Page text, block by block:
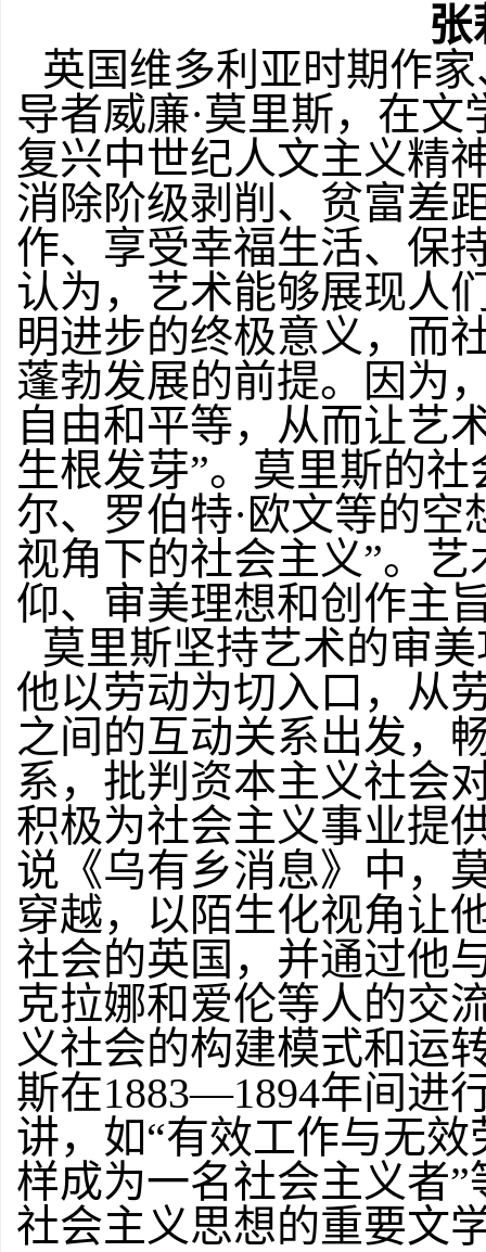
张
英国维多利亚时期作
导者威廉·莫里斯，在
复兴中世纪人文主义精
消除阶级剥削、贫富差
作、享受幸福生活、保
认为，艺术能够展现人
明进步的终极意义，而
蓬勃发展的前提。因为
自由和平等，从而让艺
生根发芽”。莫里斯的
尔、罗伯特·欧文等的
视角下的社会主义”。
仰、审美理想和创作主
莫里斯坚持艺术的审
他以劳动为切入口，从
之间的互动关系出发，
系，批判资本主义社会
积极为社会主义事业提
说《乌有乡消息》中，
穿越，以陌生化视角让
社会的英国，并通过他
克拉娜和爱伦等人的交
义社会的构建模式和运
斯在1883—1894年间进
讲，如“有效工作与无效
样成为一名社会主义者
社会主义思想的重要文